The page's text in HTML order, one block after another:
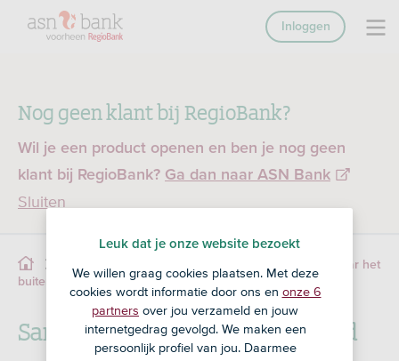
Nog geen klant bij RegioBank?
Wil je een product openen en ben je nog geen
klant bij RegioBank? Ga dan naar ASN Bank
Sluiten
Inloggen
Overboeking naar het
buitenland
Sanctiemaatregelen buitenland
Sanctiemaatregelen buitenland
Leuk dat je onze website bezoekt
We willen graag cookies plaatsen. Met deze
cookies wordt informatie door ons en onze 6
partners over jou verzameld en jouw
internetgedrag gevolgd. We maken een
persoonlijk profiel van jou. Daarmee